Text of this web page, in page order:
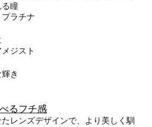
瞳
ラチナ
ジスト
き
るフチ感
レンズデザインで、より美しく馴